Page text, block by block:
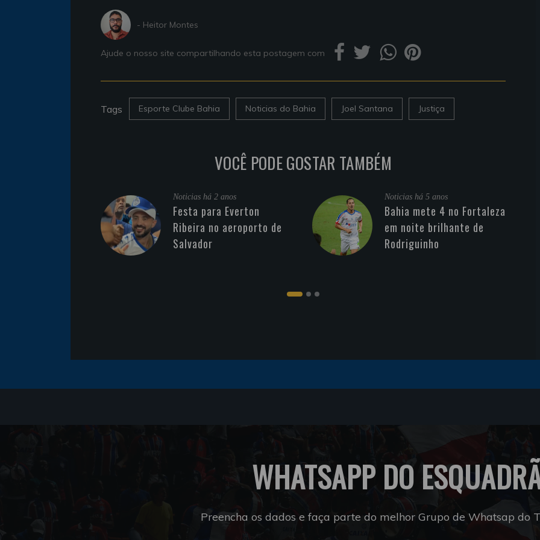
- Heitor Montes
Ajude o nosso site compartilhando esta postagem com
Tags Esporte Clube Bahia Noticias do Bahia Joel Santana Justiça
VOCÊ PODE GOSTAR TAMBÉM
Noticias há 2 anos
Festa para Everton
Ribeira no aeroporto de
Salvador
Noticias há 5 anos
Bahia mete 4 no Fortaleza
em noite brilhante de
Rodriguinho
WHATSAPP DO
Preencha os dados e faça parte do melhor Grupo de Whatsap do